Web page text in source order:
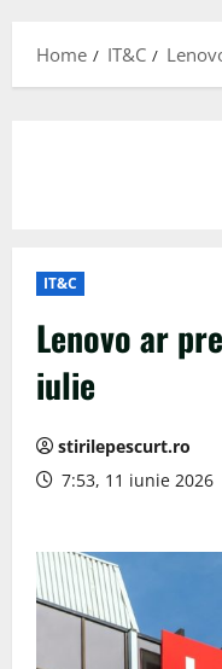
Home IT&C
IT&C
Lenovo ar
iulie
stirilepescurt.ro
7:53, 11 iunie 2026